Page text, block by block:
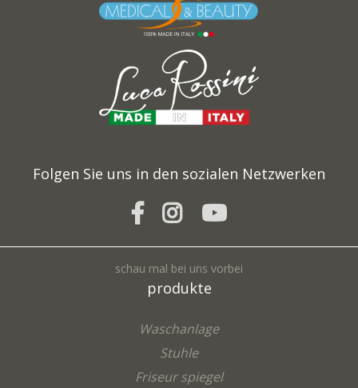
Folgen Sie uns in den sozialen Netzwerken
schau mal bei uns vorbei
produkte
Waschanlage
Stuhle
Friseur spiegel